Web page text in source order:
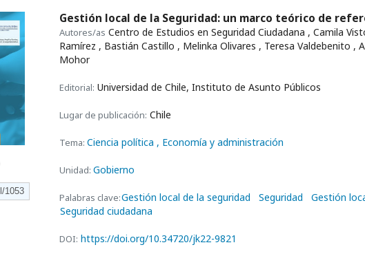
Gestión local de la Seguridad: un marco teórico de
Autores/as Centro de Estudios en Seguridad Ciudadana , Camila
Ramírez , Bastián Castillo , Melinka Olivares , Teresa Valdebenito ,
Mohor
Editorial: Universidad de Chile, Instituto de Asunto Públicos
Lugar de publicación: Chile
Tema: Ciencia política , Economía y administración
Unidad: Gobierno
Palabras clave:Gestión local de la seguridad Seguridad
Gestión
Seguridad ciudadana
DOI: https://doi.org/10.34720/jk22-9821